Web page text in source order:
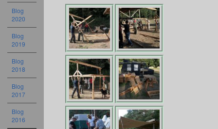
Blog
2020
Blog
2019
Blog
2018
Blog
2017
Blog
2016